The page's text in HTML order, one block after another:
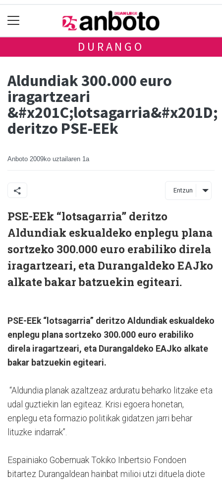
DURANGO
Aldundiak 300.000 euro
iragartzeari
&#x201C;lotsagarria&#x201D;
deritzo PSE-EEk
Anboto 2009ko uztailaren 1a
Entzun
PSE-EEk “lotsagarria” deritzo
Aldundiak eskualdeko enplegu plana
sortzeko 300.000 euro erabiliko direla
iragartzeari, eta Durangaldeko EAJko
alkate bakar batzuekin egiteari.
PSE-EEk “lotsagarria” deritzo Aldundiak eskualdeko
enplegu plana sortzeko 300.000 euro erabiliko
direla iragartzeari, eta Durangaldeko EAJko alkate
bakar batzuekin egiteari.
“Aldundia planak azaltzeaz arduratu beharko litzake eta
udal guztiekin lan egiteaz. Krisi egoera honetan,
enplegu eta formazio politikak gidatzen jarri behar
lituzke indarrak”.
Espainiako Gobernuak Tokiko Inbertsio Fondoen
bitartez Durangaldean hainbat milioi utzi dituela diote